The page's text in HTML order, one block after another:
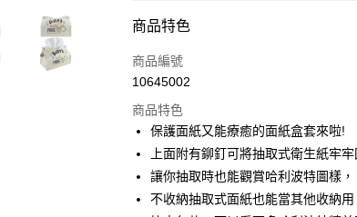
付款方式
信用卡一次付款
LINE Pay
Apple Pay
街口支付
商品特色
商品編號
10645002
商品特色
保護面紙又能療癒的面紙盒套來啦!
上面附有鉚釘可將抽取式衛生紙牢牢
讓你抽取時也能觀賞哈利波特圖樣，
不收納抽取式面紙也能當其他收納用